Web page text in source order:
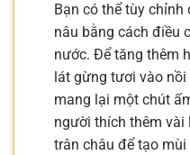
Bạn có thể tùy
nâu bằng cách điều
nước. Để tăng thêm
lát gừng tươi vào
mang lại một chút
người thích thêm
trân châu để tạo